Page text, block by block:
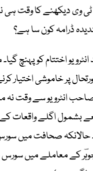
وی دیکھنے کا وقت ہی
ڈرامہ کون سا ہے؟
اختتام کو پہنچ گیا۔
پر خاموشی اختیار
انٹرویو سے وقت نہ
بشمول اگلے واقعات کے
صحافت میں سورس
کے معاملے میں سورس